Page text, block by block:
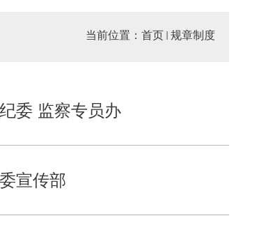
当前位置： 首页 规章制度
委 监察专员办
宣传部